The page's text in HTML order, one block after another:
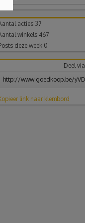
acties 37
winkels 467
deze week 0
Deel via
link naar klembord